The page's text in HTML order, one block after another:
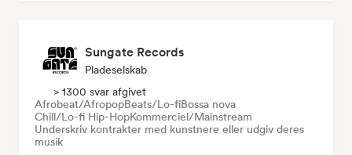
Sungate Records
Pladeselskab
> 1300 svar afgivet
Afrobeat/AfropopBeats/Lo-fiBossa nova
Chill/Lo-fi Hip-HopKommerciel/Mainstream
Underskriv kontrakter med kunstnere eller udgiv deres
musik